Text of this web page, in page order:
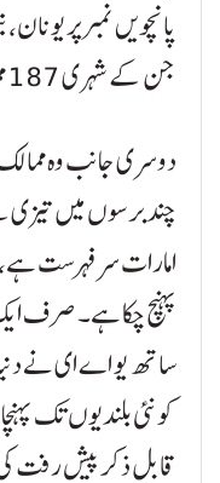
پانچویں نمبر پر
جن کے شہری 187 ممالک میں بغیر ویزا سفر کر سکتے ہیں۔
دوسری جانب وہ
چند برسوں میں
امارات سر فہرست
ساتھ یو اے ای نے دنیا
کو نئی بلندیوں تک